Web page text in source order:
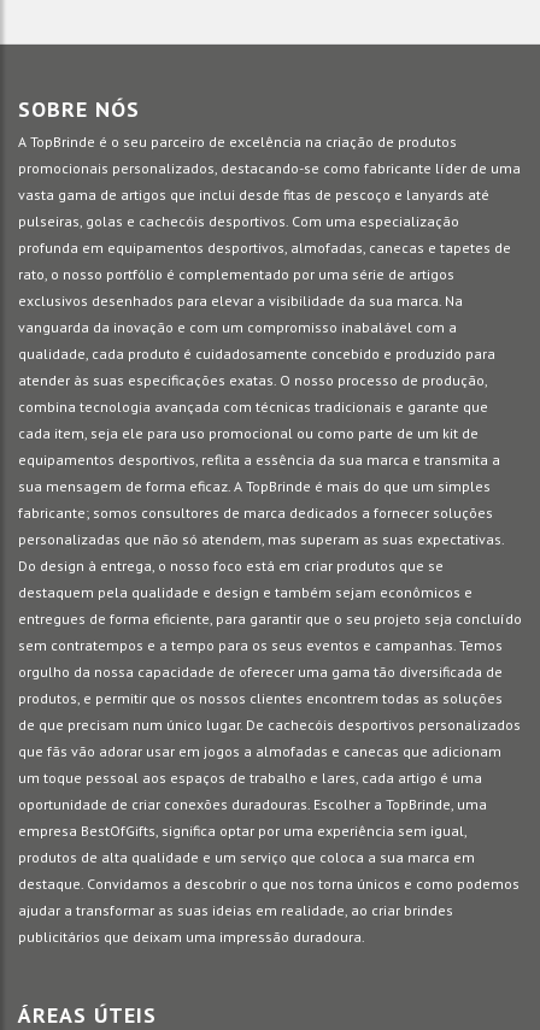
SOBRE NÓS
A TopBrinde é o seu parceiro de excelência na criação de produtos
promocionais personalizados, destacando-se como fabricante líder de uma
vasta gama de artigos que inclui desde fitas de pescoço e lanyards até
pulseiras, golas e cachecóis desportivos. Com uma especialização
profunda em equipamentos desportivos, almofadas, canecas e tapetes de
rato, o nosso portfólio é complementado por uma série de artigos
exclusivos desenhados para elevar a visibilidade da sua marca. Na
vanguarda da inovação e com um compromisso inabalável com a
qualidade, cada produto é cuidadosamente concebido e produzido para
atender às suas especificações exatas. O nosso processo de produção,
combina tecnologia avançada com técnicas tradicionais e garante que
cada item, seja ele para uso promocional ou como parte de um kit de
equipamentos desportivos, reflita a essência da sua marca e transmita a
sua mensagem de forma eficaz. A TopBrinde é mais do que um simples
fabricante; somos consultores de marca dedicados a fornecer soluções
personalizadas que não só atendem, mas superam as suas expectativas.
Do design à entrega, o nosso foco está em criar produtos que se
destaquem pela qualidade e design e também sejam econômicos e
entregues de forma eficiente, para garantir que o seu projeto seja concluído
sem contratempos e a tempo para os seus eventos e campanhas. Temos
orgulho da nossa capacidade de oferecer uma gama tão diversificada de
produtos, e permitir que os nossos clientes encontrem todas as soluções
de que precisam num único lugar. De cachecóis desportivos personalizados
que fãs vão adorar usar em jogos a almofadas e canecas que adicionam
um toque pessoal aos espaços de trabalho e lares, cada artigo é uma
oportunidade de criar conexões duradouras. Escolher a TopBrinde, uma
empresa BestOfGifts, significa optar por uma experiência sem igual,
produtos de alta qualidade e um serviço que coloca a sua marca em
destaque. Convidamos a descobrir o que nos torna únicos e como podemos
ajudar a transformar as suas ideias em realidade, ao criar brindes
publicitários que deixam uma impressão duradoura.
ÁREAS ÚTEIS